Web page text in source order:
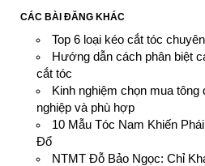
CÁC BÀI ĐĂNG KHÁC
Top 6 loại kéo cắt tóc
Hướng dẫn cách phân biệt
cắt tóc
Kinh nghiệm chọn mua
nghiệp và phù hợp
10 Mẫu Tóc Nam Khiến
Đổ
NTMT Đỗ Bảo Ngọc: Chỉ